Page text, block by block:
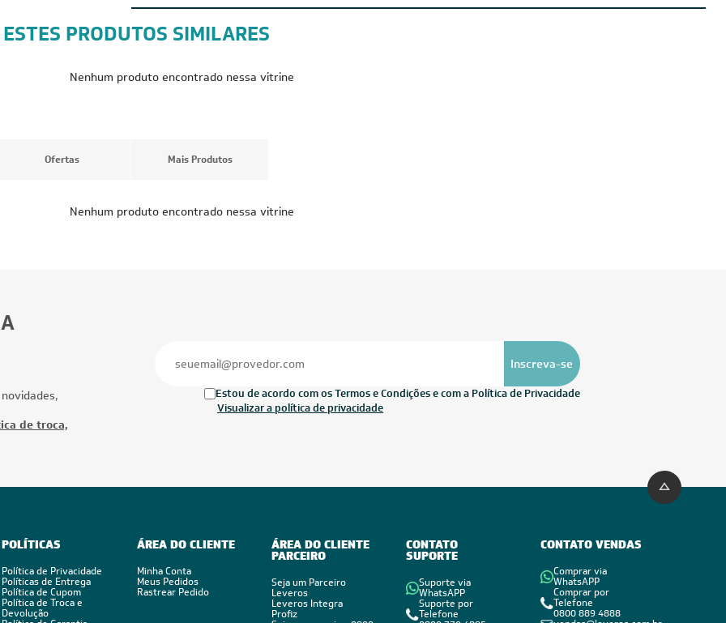
PRODUTOS SIMILARES
Nenhum produto encontrado nessa vitrine
Ofertas Mais Produtos
Nenhum produto encontrado nessa vitrine
de troca,
Inscreva-se
Estou de acordo com os Termos e Condições e com a Política de Privacidade
Visualizar a política de privacidade
POLÍTICAS
Política de Privacidade
Políticas de Entrega
Política de Cupom
Política de Troca e
Devolução
ÁREA DO CLIENTE
Minha Conta
Meus Pedidos
Rastrear Pedido
ÁREA DO CLIENTE
PARCEIRO
Seja um Parceiro
Leveros
Leveros Integra
Profiz
CONTATO
SUPORTE
Suporte via
WhatsAPP
Suporte por
Telefone
CONTATO VENDAS
Comprar via
WhatsAPP
Comprar por
Telefone
0800 889 4888